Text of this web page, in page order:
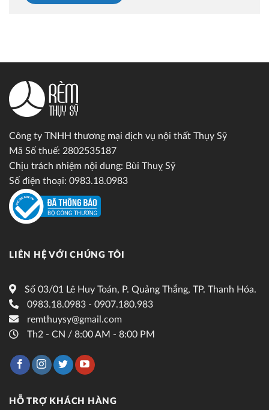
Công ty TNHH thương mại dịch vụ nội thất Thụy Sỹ
Mã Số thuế: 2802535187
Chịu trách nhiệm nội dung: Bùi Thuỵ Sỹ
Số điện thoại: 0983.18.0983
LIÊN HỆ VỚI CHÚNG TÔI
Số 03/01 Lê Huy Toán, P. Quảng Thắng, TP. Thanh Hóa.
0983.18.0983 - 0907.180.983
remthuysy@gmail.com
Th2 - CN / 8:00 AM - 8:00 PM
HỖ TRỢ KHÁCH HÀNG